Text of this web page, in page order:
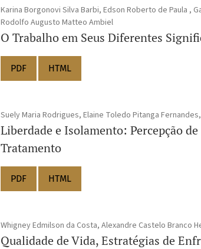
Karina Borgonovi Silva Barbi, Edson Roberto de Paula ,
Rodolfo Augusto Matteo Ambiel
O Trabalho em Seus Diferentes
PDF HTML
Suely Maria Rodrigues, Elaine Toledo Pitanga
Liberdade e Isolamento: Percepção
Tratamento
PDF HTML
Whigney Edmilson da Costa, Alexandre Castelo Branco
Qualidade de Vida, Estratégias de